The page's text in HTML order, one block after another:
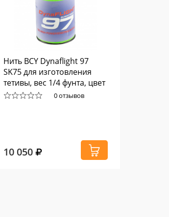
Нить BCY Dynaflight 97
SK75 для изготовления
тетивы, вес 1/4 фунта, цвет
неоново-зеленый
0 отзывов
10 050